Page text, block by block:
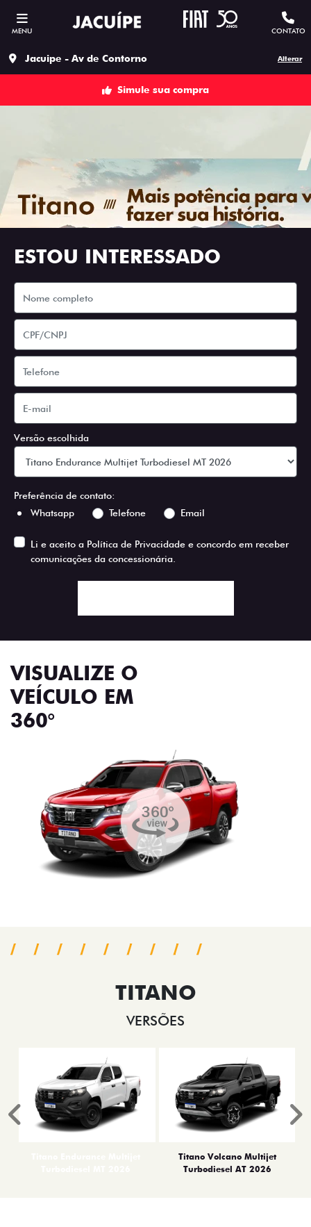
MENU CONTATO
Jacuipe - Av de Contorno Alterar
ESTOU INTERESSADO
Versão escolhida
Preferência de contato:
Whatsapp
Telefone Email
Li e aceito a Política de Privacidade e concordo em receber
comunicações da concessionária.
Simule sua compra
VISUALIZE O
VEÍCULO EM
360°
TITANO
VERSÕES
Titano Volcano Multijet
Turbodiesel AT 2026
Anterior